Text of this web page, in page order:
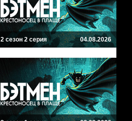
2 сезон 2 серия 04.08.2026